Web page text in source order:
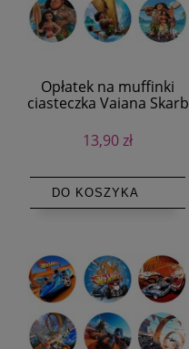
Opłatek na muffinki
ciasteczka Vaiana Skarb
13,90 zł
DO KOSZYKA